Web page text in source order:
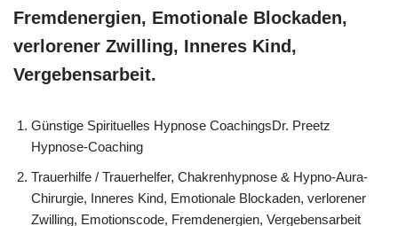
Fremdenergien, Emotionale Blockaden,
verlorener Zwilling, Inneres Kind,
Vergebensarbeit.
Günstige Spirituelles Hypnose CoachingsDr. Preetz
Hypnose-Coaching
Trauerhilfe / Trauerhelfer, Chakrenhypnose & Hypno-Aura-
Chirurgie, Inneres Kind, Emotionale Blockaden, verlorener
Zwilling, Emotionscode, Fremdenergien, Vergebensarbeit